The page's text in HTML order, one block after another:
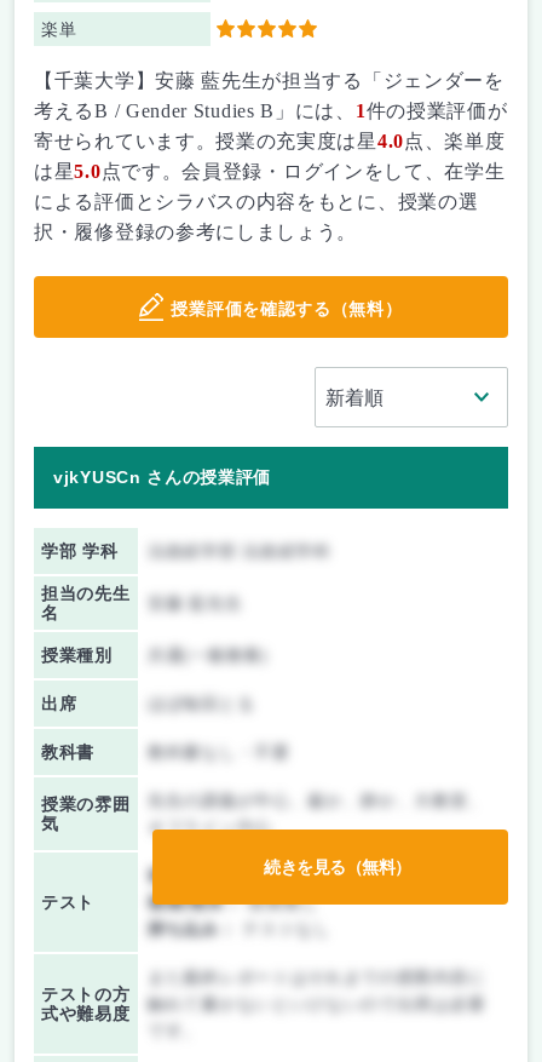
楽単 5
【千葉大学】安藤 藍先生が担当する「ジェンダーを
考えるB / Gender Studies B」には、 1件の授業評価が
寄せられています。授業の充実度は星4.0点、楽単度
は星5.0点です。会員登録・ログインをして、在学生
による評価とシラバスの内容をもとに、授業の選
択・履修登録の参考にしましょう。
授業評価を確認する（無料）
vjkYUSCn さんの授業評価
学部 学科 法政経学部 法政経学科
担当の先生
名
安藤 藍先生
授業種別 共通(一般教養)
出席 ほぼ毎回とる
教科書 教科書なし・不要
授業の雰囲
気
先生の講義が中心、厳か、静か、大教室、
オフライン中心
テスト
前期/中間：
レポートのみ
後期/期末：授業無し
持ち込み：
テストの方
式や難易度
また最終レポートはそれまでの授業内容に
触れて書かないといけないので出席は必要
続きを見る（無料）